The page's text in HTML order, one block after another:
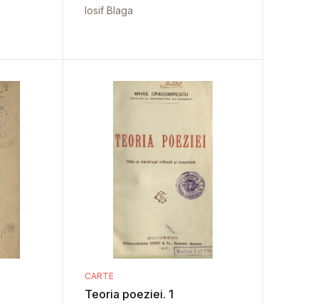
Iosif Blaga
CARTE
Teoria poeziei. 1